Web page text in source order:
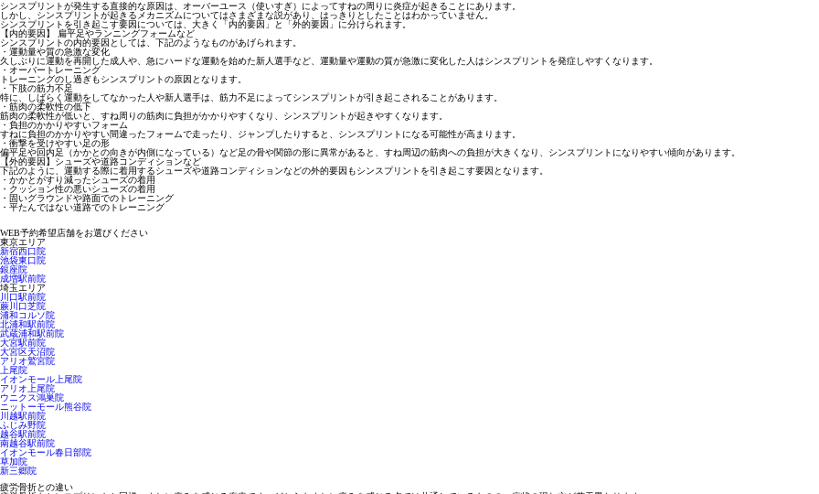
シンスプリントが発生する直接的な原因は、 オーバーユース（使いすぎ）によってすねの周りに炎症が起きる ことにあります。
しかし、シンスプリントが起きるメカニズムについてはさまざまな説があり、はっきりとしたことはわかっていません。
シンスプリントを引き起こす要因については、大きく「内的要因」と「外的要因」に分けられます。
【内的要因】 扁平足やランニングフォームなど
シンスプリントの内的要因としては、下記のようなものがあげられます。
・運動量や質の急激な変化
久しぶりに運動を再開した成人や、急にハードな運動を始めた新人選手など、運動量や運動の質が急激に変化した人はシンスプリントを発症しやすくなります。
・オーバートレーニング
トレーニングのし過ぎもシンスプリントの原因となります。
・下肢の筋力不足
特に、しばらく運動をしてなかった人や新人選手は、筋力不足によってシンスプリントが引き起こされることがあります。
・筋肉の柔軟性の低下
筋肉の柔軟性が低いと、すね周りの筋肉に負担がかかりやすくなり、シンスプリントが起きやすくなります。
・負担のかかりやすいフォーム
すねに負担のかかりやすい間違ったフォームで走ったり、ジャンプしたりすると、シンスプリントになる可能性が高まります。
・衝撃を受けやすい足の形
偏平足や回内足（かかとの向きが内側になっている）など足の骨や関節の形に異常があると、すね周辺の筋肉への負担が大きくなり、シンスプリントになりやすい傾向があります。
【外的要因】シューズや道路コンディションなど
下記のように、運動する際に着用するシューズや道路コンディションなどの外的要因もシンスプリントを引き起こす要因となります。
・かかとがすり減ったシューズの着用
・クッション性の悪いシューズの着用
・固いグラウンドや路面でのトレーニング
・平たんではない道路でのトレーニング
WEB予約希望店舗をお選びください
東京エリア
新宿西口院
池袋東口院
銀座院
成増駅前院
埼玉エリア
川口駅前院
蕨川口芝院
浦和コルソ院
北浦和駅前院
武蔵浦和駅前院
大宮駅前院
大宮区天沼院
アリオ鷲宮院
上尾院
イオンモール上尾院
アリオ上尾院
ウニクス鴻巣院
ニットーモール熊谷院
川越駅前院
ふじみ野院
越谷駅前院
南越谷駅前院
イオンモール春日部院
草加院
新三郷院
疲労骨折との違い